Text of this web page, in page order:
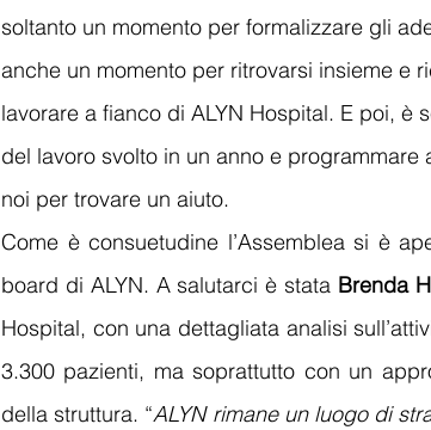
soltanto un momento per formalizzare gli
anche un momento per ritrovarsi insieme e
lavorare a fianco di ALYN Hospital. E poi,
del lavoro svolto in un anno e
noi per trovare un aiuto.
Come è consuetudine l’Assemblea si è
board di ALYN. A salutarci è stata Brenda
Hospital, con una dettagliata analisi
3.300 pazienti, ma soprattutto con un
della struttura. “ALYN rimane un luogo di